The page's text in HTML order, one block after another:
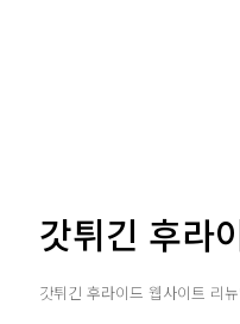
갓튀긴 후라
갓튀긴 후라이드 웹사이트 리